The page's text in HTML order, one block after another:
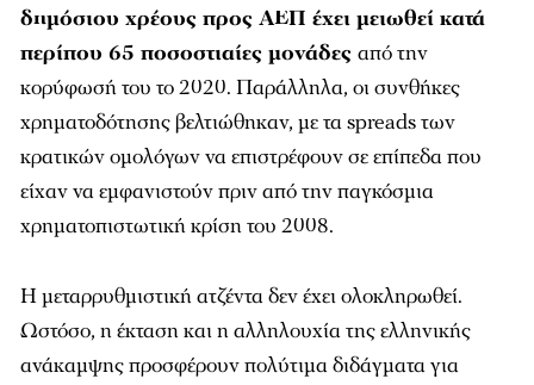
δημόσιου χρέους προς ΑΕΠ έχει μειωθεί κατά
περίπου 65 ποσοστιαίες μονάδες από την
κορύφωσή του το 2020. Παράλληλα, οι συνθήκες
χρηματοδότησης βελτιώθηκαν, με τα spreads των
κρατικών ομολόγων να επιστρέφουν σε επίπεδα που
είχαν να εμφανιστούν πριν από την παγκόσμια
χρηματοπιστωτική κρίση του 2008.
Η μεταρρυθμιστική ατζέντα δεν έχει ολοκληρωθεί.
Ωστόσο, η έκταση και η αλληλουχία της ελληνικής
ανάκαμψης προσφέρουν πολύτιμα διδάγματα για